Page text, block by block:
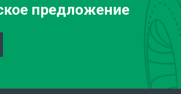
предложение